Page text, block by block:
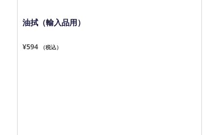
油拭（輸入品用）
¥594 （税込）